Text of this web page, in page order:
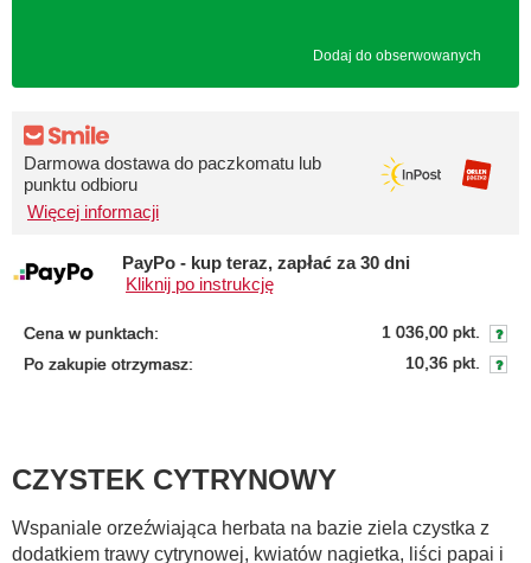
Dodaj do obserwowanych
Darmowa dostawa do paczkomatu lub
punktu odbioru
Więcej informacji
PayPo - kup teraz, zapłać za 30 dni
Kliknij po instrukcję
Cena w punktach:
1 036,00 pkt.
Po zakupie otrzymasz:
10,36 pkt.
CZYSTEK CYTRYNOWY
Wspaniale orzeźwiająca herbata na bazie ziela czystka z
dodatkiem trawy cytrynowej, kwiatów nagietka, liści papai i